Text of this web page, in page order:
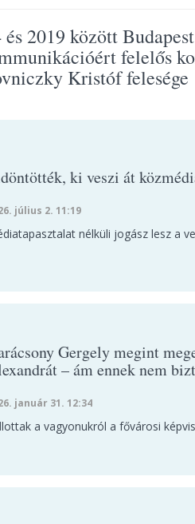
2019 között
felelős
Kristóf felesége
ki veszi át
július 2. 11:19
nélküli jogász lesz a
Gergely megint
– ám ennek nem
január 31. 12:34
a vagyonukról a fővárosi